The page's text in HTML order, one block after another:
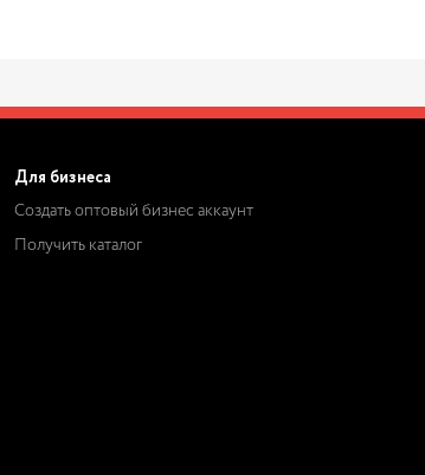
Для бизнеса
Создать оптовый бизнес аккаунт
Получить каталог